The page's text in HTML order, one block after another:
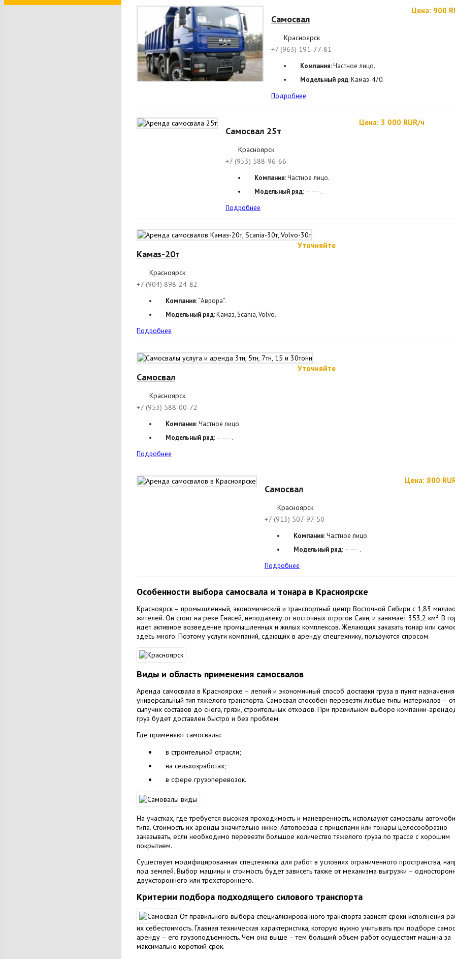
Самосвал
Цена: 900
Красноярск
+7 (963) 191-77-81
Компания: Частное лицо.
Модельный ряд: Камаз-470.
Подробнее
Самосвал 25т
Цена: 3 000 RUR/ч
Красноярск
+7 (953) 588-96-66
Компания: Частное лицо.
Модельный ряд: ——- .
Подробнее
Камаз-20т
Уточняйте
Красноярск
+7 (904) 898-24-82
Компания: “Аврора”.
Модельный ряд: Камаз, Scania, Volvo.
Подробнее
Самосвал
Уточняйте
Красноярск
+7 (953) 588-00-72
Компания: Частное лицо.
Модельный ряд: ——- .
Подробнее
Самосвал
Цена: 800
Красноярск
+7 (913) 507-97-50
Компания: Частное лицо.
Модельный ряд: ——- .
Подробнее
Особенности выбора самосвала и тонара в Красноярске
Красноярск – промышленный, экономический и транспортный центр Восточной Сибири с 1,83
жителей. Он стоит на реке Енисей, неподалеку от восточных отрогов Саян, и занимает 353,2 км². В
идет активное возведение промышленных и жилых комплексов. Желающих заказать тонар или
здесь много. Поэтому услуги компаний, сдающих в аренду спецтехнику, пользуются спросом.
Виды и область применения самосвалов
Аренда самосвала в Красноярске – легкий и экономичный способ доставки груза в пункт
универсальный тип тяжелого транспорта. Самосвал способен перевезти любые типы материалов – от
сыпучих составов до снега, грязи, строительных отходов. При правильном выборе компании-
груз будет доставлен быстро и без проблем.
Где применяют самосвалы:
в строительной отрасли;
на сельхозработах;
в сфере грузоперевозок.
На участках, где требуется высокая проходимость и маневренность, используют самосвалы
типа. Стоимость их аренды значительно ниже. Автопоезда с прицепами или тонары целесообразно
заказывать, если необходимо перевезти большое количество тяжелого груза по трассе с хорошим
покрытием.
Существует модифицированная спецтехника для работ в условиях ограниченного пространства,
под землей. Выбор машины и стоимость будет зависеть также от механизма выгрузки –
двухстороннего или трехстороннего.
Критерии подбора подходящего силового транспорта
От правильного выбора специализированного транспорта зависят сроки исполнения
их себестоимость. Главная техническая характеристика, которую нужно учитывать при подборе
аренду – его грузоподъемность. Чем она выше – тем больший объем работ осуществит машина за
максимально короткий срок.